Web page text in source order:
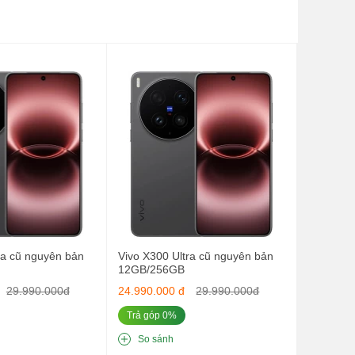
cũ nguyên bản
29.990.000đ
Vivo X300 Ultra cũ nguyên bản
12GB/256GB
24.990.000 đ
29.990.000đ
Trả góp 0%
So sánh